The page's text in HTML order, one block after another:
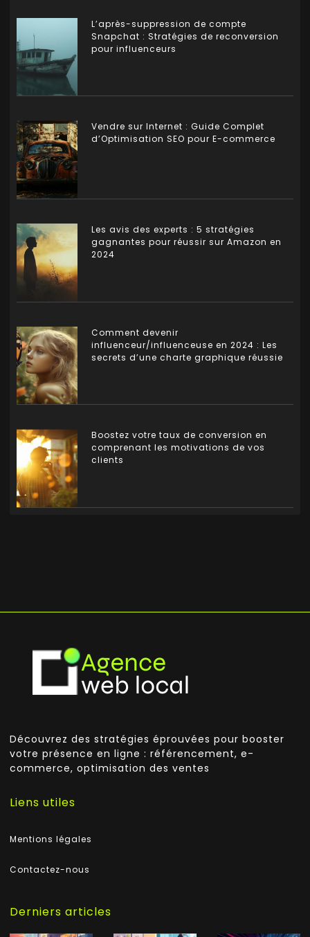
L’après-suppression de compte
Snapchat : Stratégies de reconversion
pour influenceurs
Vendre sur Internet : Guide Complet
d’Optimisation SEO pour E-commerce
Les avis des experts : 5 stratégies
gagnantes pour réussir sur Amazon en
2024
Comment devenir
influenceur/influenceuse en 2024 : Les
secrets d’une charte graphique réussie
Boostez votre taux de conversion en
comprenant les motivations de vos
clients
Découvrez des stratégies éprouvées pour booster
votre présence en ligne : référencement, e-
commerce, optimisation des ventes
Liens utiles
Mentions légales
Contactez-nous
Derniers articles